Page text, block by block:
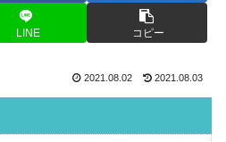
LINE コピー
2021.08.02 2021.08.03